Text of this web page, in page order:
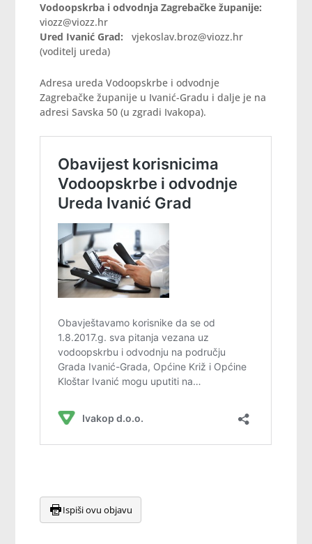
Vodoopskrba i odvodnja Zagrebačke županije:
viozz@viozz.hr
Ured Ivanić Grad: vjekoslav.broz@viozz.hr
(voditelj ureda)
Adresa ureda Vodoopskrbe i odvodnje
Zagrebačke županije u Ivanić-Gradu i dalje je na
adresi Savska 50 (u zgradi Ivakopa).
Ispiši ovu objavu